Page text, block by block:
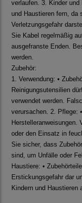
verlaufen. 3. Kinder
und Haustieren fern, da
Verletzungsgefahr
Sie Kabel regelmäßig
ausgefranste Enden.
werden.
Zubehör:
1. Verwendung: •
Reinigungsutensilien
verwendet werden.
verursachen. 2. Pflege:
Herstelleranweisungen.
oder den Einsatz in
Sie sicher, dass
sind, um Unfälle oder
Haustiere: •
Erstickungsgefahr dar
Kindern und Haustieren